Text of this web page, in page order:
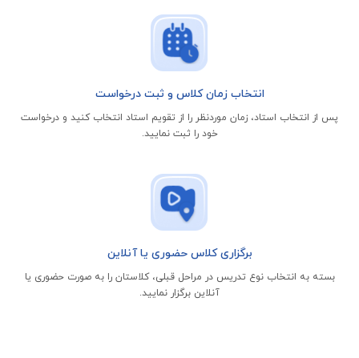
انتخاب زمان کلاس و ثبت درخواست
پس از انتخاب استاد، زمان موردنظر را از تقویم استاد انتخاب کنید و درخواست
خود را ثبت نمایید.
برگزاری کلاس حضوری یا آنلاین
بسته به انتخاب نوع تدریس در مراحل قبلی، کلاستان را به صورت حضوری یا
آنلاین برگزار نمایید.